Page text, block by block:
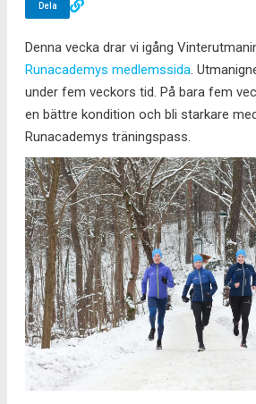
Dela
Denna vecka drar vi igång
Runacademys medlemssida .
under fem veckors tid. På bara fem
en bättre kondition och bli starkare
Runacademys träningspass.